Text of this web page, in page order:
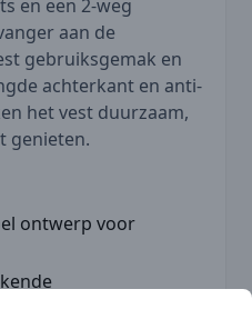
en een 2-weg
aan de
gebruiksgemak en
achterkant en anti-
het vest duurzaam,
genieten.
ontwerp voor